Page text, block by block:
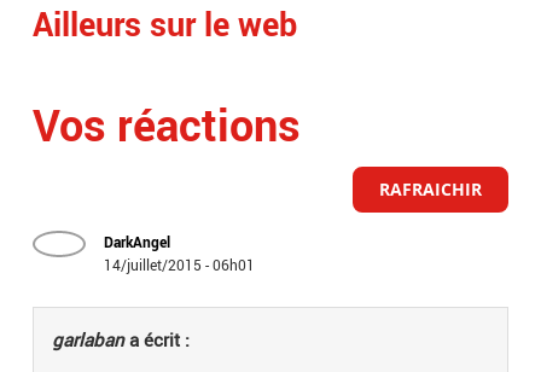
Ailleurs sur le web
Vos réactions
RAFRAICHIR
DarkAngel
14/juillet/2015 - 06h01
garlabana écrit :